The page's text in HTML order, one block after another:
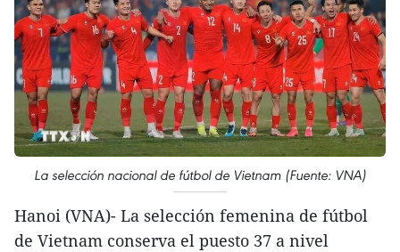
La selección nacional de fútbol de Vietnam (Fuente: VNA)
Hanoi (VNA)- La selección femenina de fútbol
de Vietnam conserva el puesto 37 a nivel